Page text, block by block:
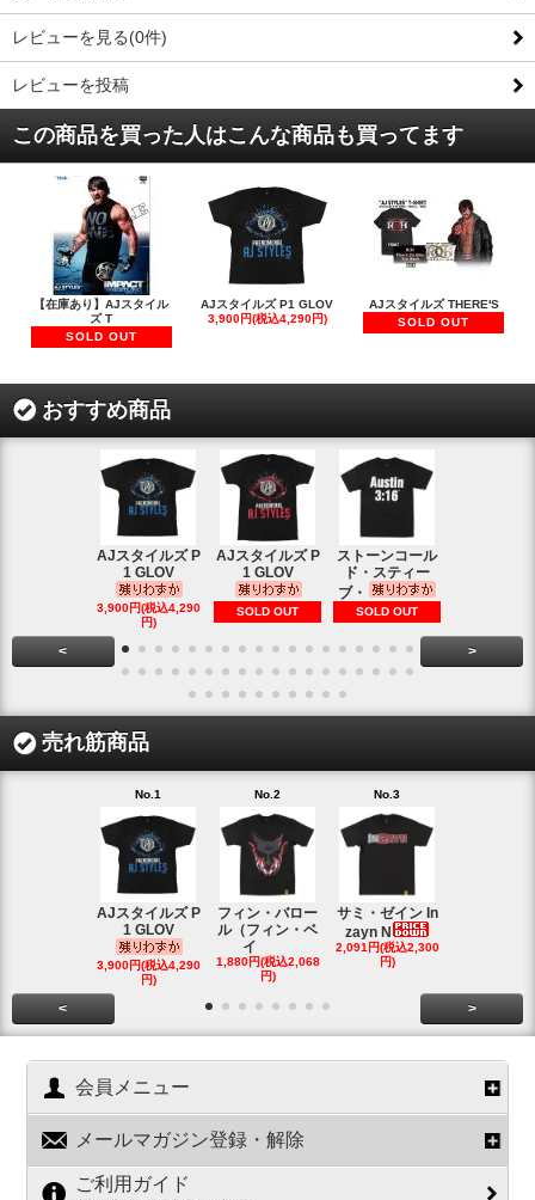
レビューを見る(0件)
レビューを投稿
この商品を買った人はこんな商品も買ってます
【在庫あり】AJスタイル
ズ T
SOLD OUT
AJスタイルズ P1 GLOV
3,900円(税込4,290円)
AJスタイルズ THERE'S
SOLD OUT
おすすめ商品
AJスタイルズ P
1 GLOV
3,900円(税込4,290
円)
AJスタイルズ P
1 GLOV
SOLD OUT
ストーンコール
ド・スティー
ブ・
SOLD OUT
< >
売れ筋商品
No.1
AJスタイルズ P
1 GLOV
3,900円(税込4,290
円)
No.2
フィン・バロー
ル（フィン・ベ
イ
1,880円(税込2,068
円)
No.3
サミ・ゼイン In
zayn N
2,091円(税込2,300
円)
< >
会員メニュー
メールマガジン登録・解除
ご利用ガイド